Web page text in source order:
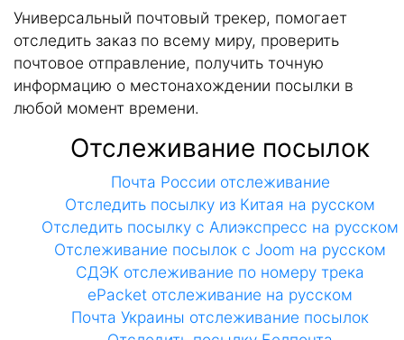
Универсальный почтовый трекер, помогает
отследить заказ по всему миру, проверить
почтовое отправление, получить точную
информацию о местонахождении посылки в
любой момент времени.
Отслеживание посылок
Почта России отслеживание
Отследить посылку из Китая на русском
Отследить посылку с Алиэкспресс на русском
Отслеживание посылок с Joom на русском
СДЭК отслеживание по номеру трека
ePacket отслеживание на русском
Почта Украины отслеживание посылок